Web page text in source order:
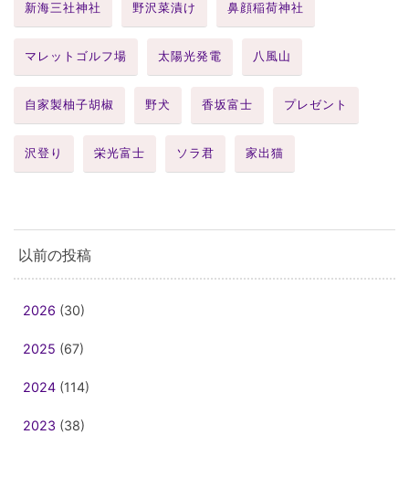
新海三社神社 野沢菜漬け 鼻顔稲荷神社
マレットゴルフ場 太陽光発電 八風山
自家製柚子胡椒 野犬 香坂富士 プレゼント
沢登り 栄光富士 ソラ君 家出猫
以前の投稿
2026 (30)
2025 (67)
2024 (114)
2023 (38)